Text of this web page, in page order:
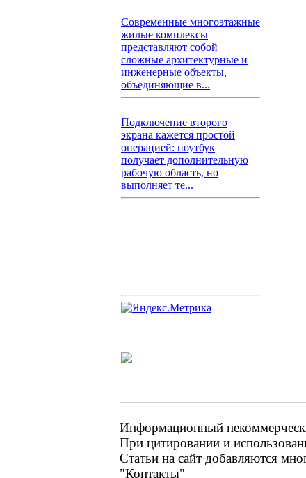
Современные многоэтажные
жилые комплексы
представляют собой
сложные архитектурные и
инженерные объекты,
объединяющие в...
Подключение второго
экрана кажется простой
операцией: ноутбук
получает дополнительную
рабочую область, но
выполняет те...
Информационный
При цитировании и
Статьи на сайт добавляются
"Контакты"